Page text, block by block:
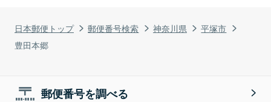
日本郵便トップ 郵便番号検索 神奈川県
平塚市
豊田本郷
郵便番号を調べる